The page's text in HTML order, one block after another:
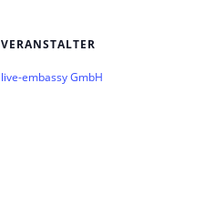
VERANSTALTER
live-embassy GmbH